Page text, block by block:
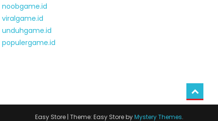
noobgame.id
viralgame.id
unduhgame.id
populergame.id
Easy Store | Theme: Easy Store byMystery Themes.